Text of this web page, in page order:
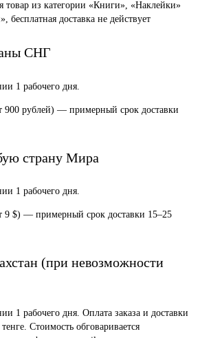
товар из категории «Книги», «Наклейки»
доставка не действует
СНГ
1 рабочего дня.
900 рублей) — примерный срок доставки
страну Мира
1 рабочего дня.
9 $) — примерный срок доставки 15–25
(при невозможности
1 рабочего дня. Оплата заказа и доставки
Стоимость обговаривается